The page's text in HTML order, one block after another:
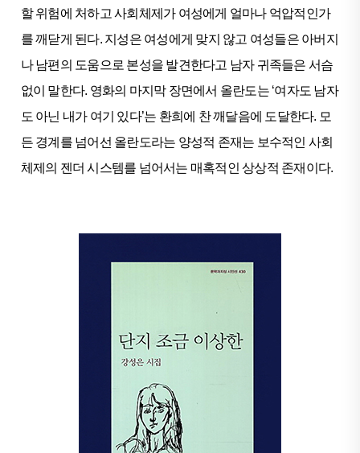
할 위험에 처하고 사회체제가 여성에게 얼마나 억압적인가
를 깨닫게 된다. 지성은 여성에게 맞지 않고 여성들은 아버지
나 남편의 도움으로 본성을 발견한다고 남자 귀족들은 서슴
없이 말한다. 영화의 마지막 장면에서 올란도는 ‘여자도 남자
도 아닌 내가 여기 있다’는 환희에 찬 깨달음에 도달한다. 모
든 경계를 넘어선 올란도라는 양성적 존재는 보수적인 사회
체제의 젠더 시스템를 넘어서는 매혹적인 상상적 존재이다.